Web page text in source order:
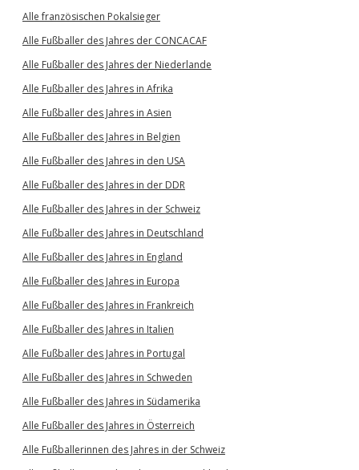
Alle französischen Pokalsieger
Alle Fußballer des Jahres der CONCACAF
Alle Fußballer des Jahres der Niederlande
Alle Fußballer des Jahres in Afrika
Alle Fußballer des Jahres in Asien
Alle Fußballer des Jahres in Belgien
Alle Fußballer des Jahres in den USA
Alle Fußballer des Jahres in der DDR
Alle Fußballer des Jahres in der Schweiz
Alle Fußballer des Jahres in Deutschland
Alle Fußballer des Jahres in England
Alle Fußballer des Jahres in Europa
Alle Fußballer des Jahres in Frankreich
Alle Fußballer des Jahres in Italien
Alle Fußballer des Jahres in Portugal
Alle Fußballer des Jahres in Schweden
Alle Fußballer des Jahres in Südamerika
Alle Fußballer des Jahres in Österreich
Alle Fußballerinnen des Jahres in der Schweiz